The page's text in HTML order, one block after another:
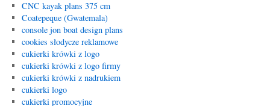
CNC kayak plans 375 cm
Coatepeque (Gwatemala)
console jon boat design plans
cookies słodycze reklamowe
cukierki krówki z logo
cukierki krówki z logo firmy
cukierki krówki z nadrukiem
cukierki logo
cukierki promocyjne